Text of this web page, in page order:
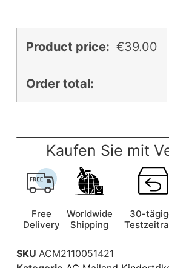
Product price: €39.00
Order total:
Kaufen Sie mit
Free
Delivery
Worldwide
Shipping
30-
SKU ACM2110051421